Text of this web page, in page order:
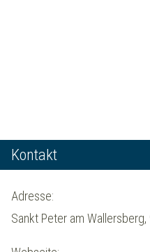
Kontakt
Adresse:
Sankt Peter am